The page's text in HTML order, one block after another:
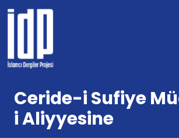
Ceride-i Sufiye
i Aliyyesine